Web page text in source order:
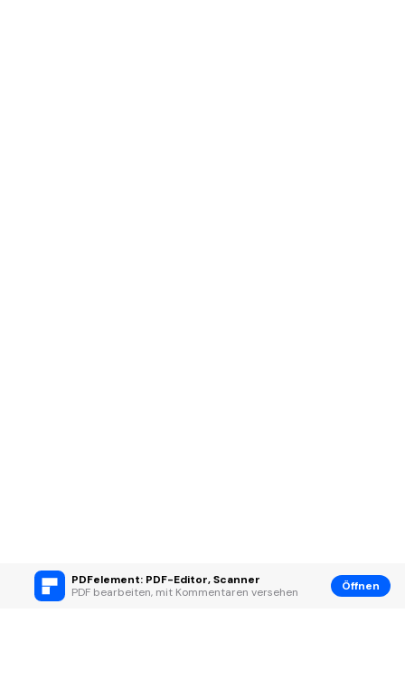
PDFelement: PDF-Editor, Scanner
PDF bearbeiten, mit Kommentaren versehen
Öffnen